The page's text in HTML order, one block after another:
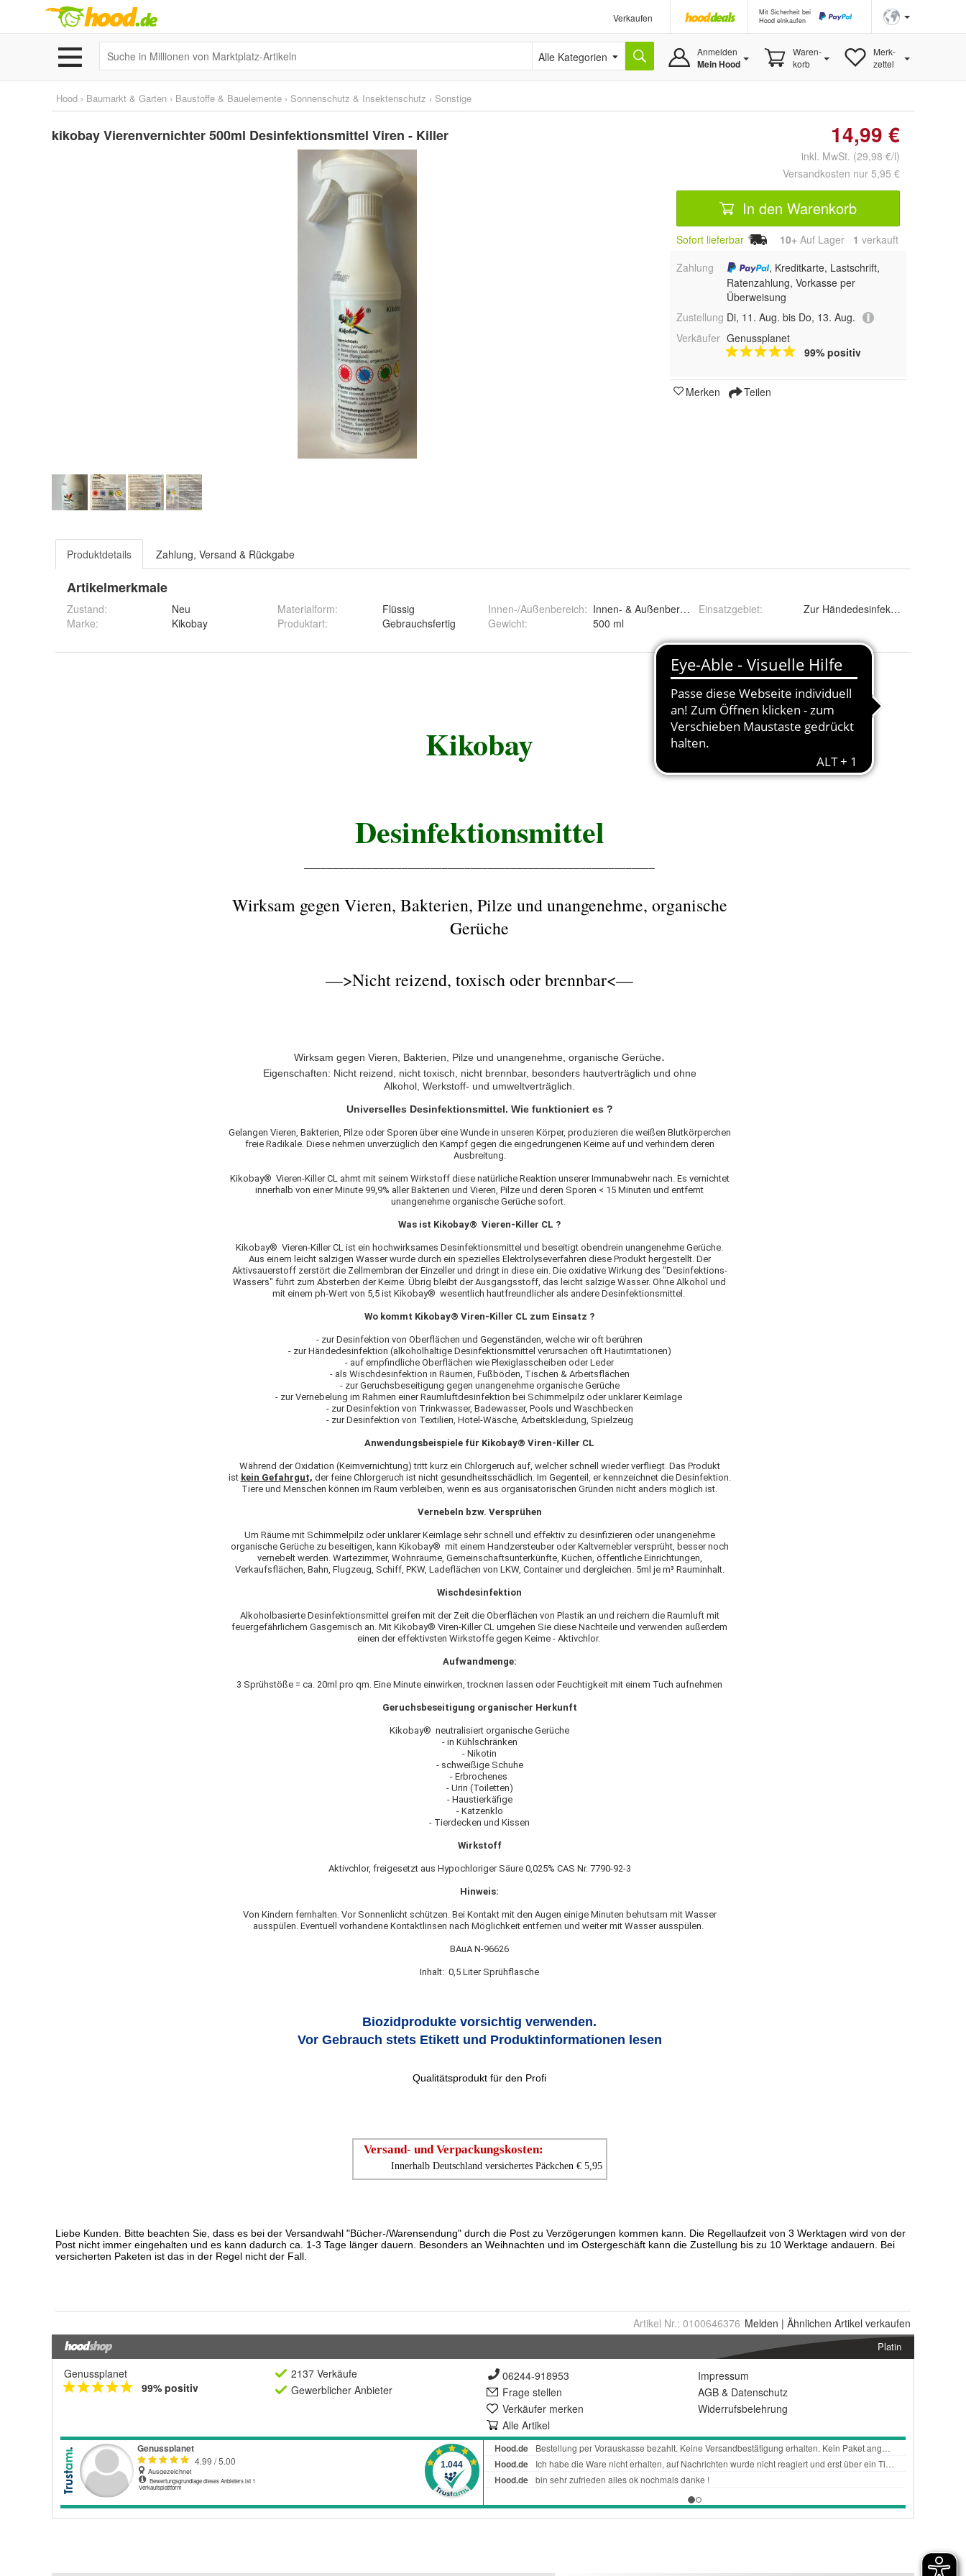
Verkaufen
Mit Sicherheit bei
Hood einkaufen
Alle Kategorien Anmelden
Mein Hood
Waren-
korb
Merk-
zettel
Hood › Baumarkt & Garten › Baustoffe & Bauelemente › Sonnenschutz & Insektenschutz › Sonstige
kikobay Vierenvernichter 500ml Desinfektionsmittel Viren - Killer 14,99 €
inkl. MwSt. (29,98 €/l)
Versandkosten nur 5,95 €
In den Warenkorb
Sofort lieferbar 10+ Auf Lager 1 verkauft
Zahlung
, Kreditkarte, Lastschrift,
Ratenzahlung, Vorkasse per
Überweisung
Zustellung Di, 11. Aug. bis Do, 13. Aug.
Verkäufer Genussplanet
99% positiv
Merken Teilen
Produktdetails Zahlung, Versand & Rückgabe
Artikelmerkmale
Zustand:
Neu
Marke:
Kikobay
Materialform:
Flüssig
Produktart: Gebrauchsfertig
Innen-/Außenbereich: Innen- & Außenbereich
Gewicht: 500 ml
Einsatzgebiet: Zur Händedesinfektion
Artikel Nr.: 0100646376 Melden | Ähnlichen Artikel verkaufen
Platin
Genussplanet
99% positiv
2137 Verkäufe
Gewerblicher Anbieter
06244-918953
Frage stellen
Verkäufer merken
Alle Artikel
Impressum
AGB & Datenschutz
Widerrufsbelehrung